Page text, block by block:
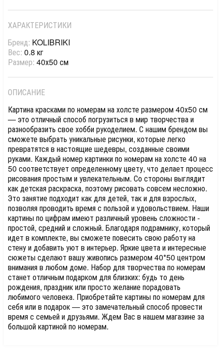
ХАРАКТЕРИСТИКИ
Бренд: KOLIBRIKI
Вес: 0.8 кг
Размер: 40х50 см
ОПИСАНИЕ
Картина красками по номерам на холсте размером 40х50 см
— это отличный способ погрузиться в мир творчества и
разнообразить свое хобби рукоделием. С нашим брендом вы
сможете выбрать уникальные рисунки, которые легко
превратятся в настоящие шедевры, созданные своими
руками. Каждый номер картинки по номерам на холсте 40 на
50 соответствует определенному цвету, что делает процесс
рисования простым и увлекательным. Со стороны выглядит
как детская раскраска, поэтому рисовать совсем несложно.
Это занятие подходит как для детей, так и для взрослых,
позволяя проводить время с пользой и удовольствием. Наши
картины по цифрам имеют различный уровень сложности -
простой, средний и сложный. Благодаря подрамнику, который
идет в комплекте, вы сможете повесить свою работу на
стену и добавить уют в интерьер. Яркие цвета и интересные
сюжеты сделают вашу живопись размером 40*50 центром
внимания в любом доме. Набор для творчества по номерам
станет отличным подарком для близких: будь то день
рождения, праздник или просто желание порадовать
любимого человека. Приобретайте картины по номерам для
себя или в подарок — это замечательный способ провести
время с семьей и друзьями. Ждем Вас в нашем магазине за
большой картиной по номерам.